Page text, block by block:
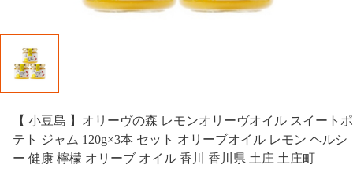
【 小豆島 】オリーヴの森 レモンオリーヴオイル スイートポ
テト ジャム 120g×3本 セット オリーブオイル レモン ヘルシ
ー 健康 檸檬 オリーブ オイル 香川 香川県 土庄 土庄町